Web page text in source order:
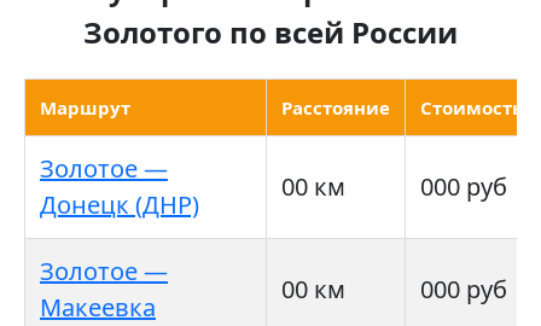
Золотого по всей России
Маршрут Расстояние Стоимость
Золотое —
Донецк (ДНР)
00 км 000 руб
Золотое —
Макеевка
00 км 000 руб